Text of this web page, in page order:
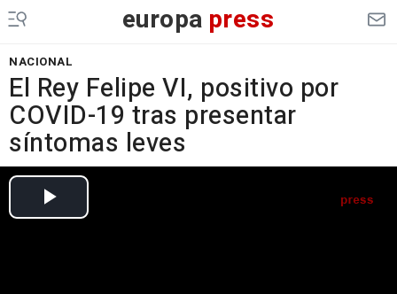
europa press
NACIONAL
El Rey Felipe VI, positivo por
COVID-19 tras presentar
síntomas leves